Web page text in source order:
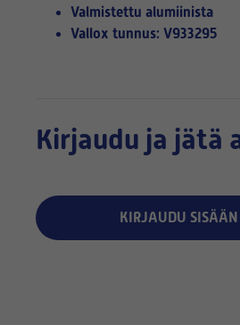
Valmistettu alumiinista
Vallox tunnus: V933295
Kirjaudu ja jätä
KIRJAUDU SISÄÄN